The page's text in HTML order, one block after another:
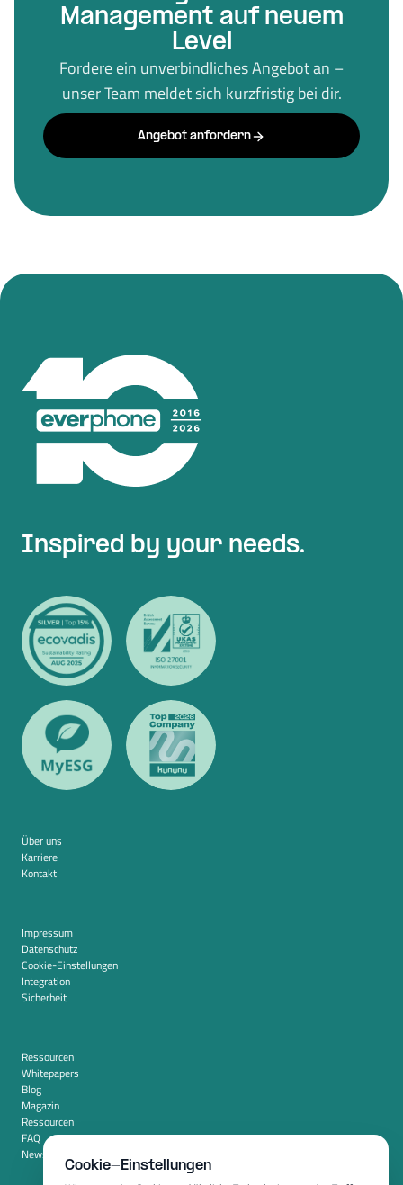
Management auf neuem
Level
Fordere ein unverbindliches Angebot an –
unser Team meldet sich kurzfristig bei dir.
Angebot anfordern
Inspired by your needs.
Über uns
Karriere
Kontakt
Impressum
Datenschutz
Cookie-Einstellungen
Integration
Sicherheit
Ressourcen
Whitepapers
Blog
Magazin
Ressourcen
FAQ
Newsroom
Cookie-Einstellungen